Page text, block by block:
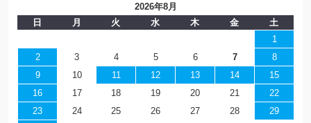
2026年8月
日
月 火 水 木 金
土
1
2
3 4 5 6 7
8
9
10 11 12 13 14
15
16
17 18 19 20 21
22
23
24 25 26 27 28
29